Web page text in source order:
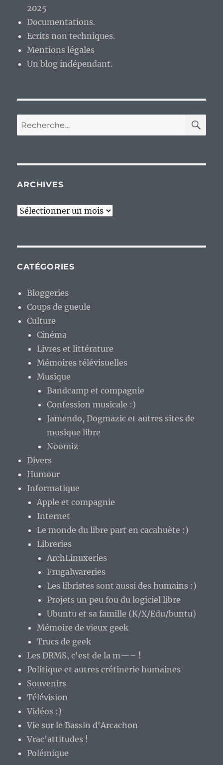
2025
Documentations.
Ecrits non techniques.
Mentions légales
Un blog indépendant.
Recherche
pour :
ARCHIVES
Archives
CATÉGORIES
Bloggeries
Coups de gueule
Culture
Cinéma
Livres et littérature
Mémoires télévisuelles
Musique
Bandcamp et compagnie
Confession musicale :)
Jamendo, Dogmazic et autres sites de
musique libre
Noomiz
Divers
Humour
Informatique
Apple et compagnie
Internet
Le monde du libre part en cacahuète :)
Libreries
ArchLinuxeries
Frugalwareries
Les libristes sont aussi des humains :)
Projets un peu fou du logiciel libre
Ubuntu et sa famille (K/X/Edu/buntu)
Mémoire de vieux geek
Trucs de geek
Les DRMS, c'est de la m—– !
Politique et autres crétinerie humaines
Souvenirs
Télévision
Vidéos :)
Vie sur le Bassin d'Arcachon
Vrac'attitudes !
Polémique